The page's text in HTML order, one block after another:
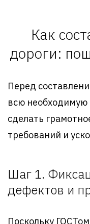
Как
дороги:
Перед
всю
сделать
требований и
Шаг 1.
дефектов и
Поскольку